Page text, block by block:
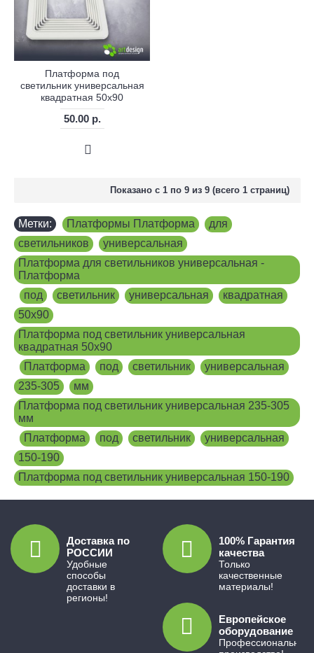
Платформа под
светильник универсальная
квадратная 50х90
50.00 р.
Показано с 1 по 9 из 9 (всего 1 страниц)
Метки: Платформы Платформа для
светильников
универсальная
Платформа для светильников универсальная -
Платформа
под светильник универсальная квадратная
50х90
Платформа под светильник универсальная
квадратная 50х90
Платформа под светильник универсальная
235-305
мм
Платформа под светильник универсальная 235-305
мм
Платформа под светильник универсальная
150-190
Платформа под светильник универсальная 150-190
Доставка по
РОССИИ
Удобные
способы
доставки в
регионы!
100% Гарантия
качества
Только
качественные
материалы!
Европейское
оборудование
Профессиональное